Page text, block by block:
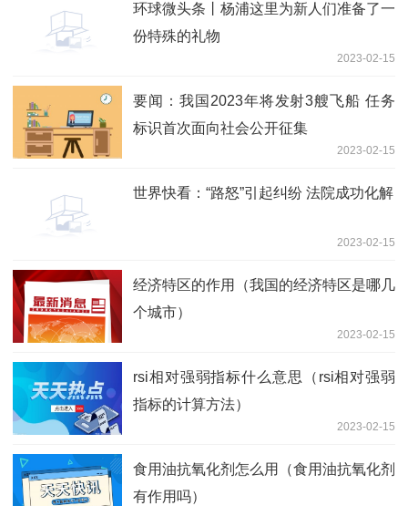
环球微头条丨杨浦这里为新人们准备了一
份特殊的礼物
2023-02-15
要闻：我国2023年将发射3艘飞船 任务
标识首次面向社会公开征集
2023-02-15
世界快看：“路怒”引起纠纷 法院成功化解
2023-02-15
经济特区的作用（我国的经济特区是哪几
个城市）
2023-02-15
rsi相对强弱指标什么意思（rsi相对强弱
指标的计算方法）
2023-02-15
食用油抗氧化剂怎么用（食用油抗氧化剂
有作用吗）